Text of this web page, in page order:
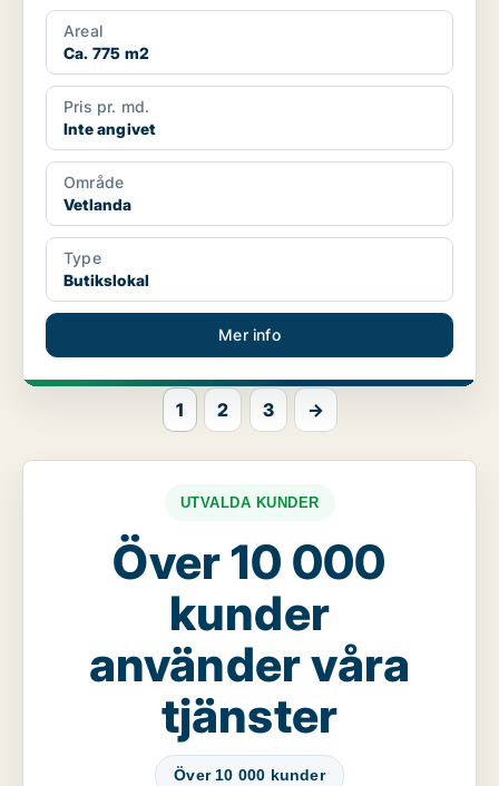
Areal
Ca. 775 m2
Pris pr. md.
Inte angivet
Område
Vetlanda
Type
Butikslokal
Mer info
1 2 3 →
UTVALDA KUNDER
Över 10 000
kunder
använder våra
tjänster
Över 10 000 kunder